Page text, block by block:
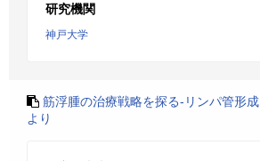
研究機関
神戸大学
筋浮腫の治療戦略を探る-リンパ管形
より